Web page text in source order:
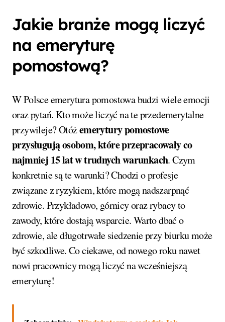
Jakie branże mogą liczyć
na emeryturę
pomostową?
W Polsce emerytura pomostowa budzi wiele emocji
oraz pytań. Kto może liczyć na te przedemerytalne
przywileje? Otóżemerytury pomostowe
przysługują osobom, które przepracowały co
najmniej 15 lat w trudnych warunkach. Czym
konkretnie są te warunki? Chodzi o profesje
związane z ryzykiem, które mogą nadszarpnąć
zdrowie. Przykładowo, górnicy oraz rybacy to
zawody, które dostają wsparcie. Warto dbać o
zdrowie, ale długotrwałe siedzenie przy biurku może
być szkodliwe. Co ciekawe, od nowego roku nawet
nowi pracownicy mogą liczyć na wcześniejszą
emeryturę!